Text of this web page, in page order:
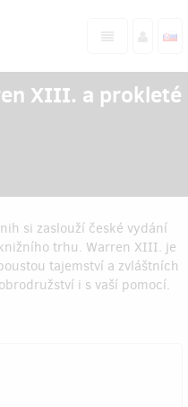
XIII. a prokleté
si zaslouží české vydání
trhu. Warren XIII. je
tajemství a zvláštních
i s vaší pomocí.